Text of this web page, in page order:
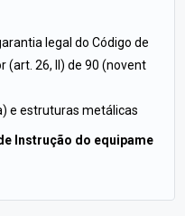
legal do Código de
(art. 26, II) de 90 (novent
e estruturas metálicas
Instrução do equipame